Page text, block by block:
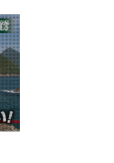
単